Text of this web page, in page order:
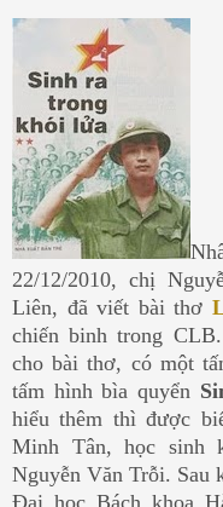
22/12/2010, chị
Liên, đã viết bài thơ
chiến binh trong
cho bài thơ, có một
tấm hình bìa quyển
hiểu thêm thì được
Minh Tân, học sinh
Nguyễn Văn Trỗi. Sau
Đại học Bách khoa